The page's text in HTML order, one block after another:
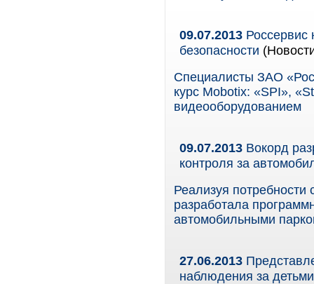
09.07.2013 Россервис
безопасности
Специалисты ЗАО
курс Mobotix: «SPI»,
видеооборудованием
09.07.2013 Вокорд
контроля за
Реализуя потребности
разработала
автомобильными
27.06.2013
наблюдения за детьми